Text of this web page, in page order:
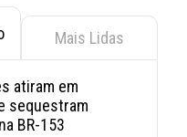
Mais Lidas
atiram em
sequestram
BR-153